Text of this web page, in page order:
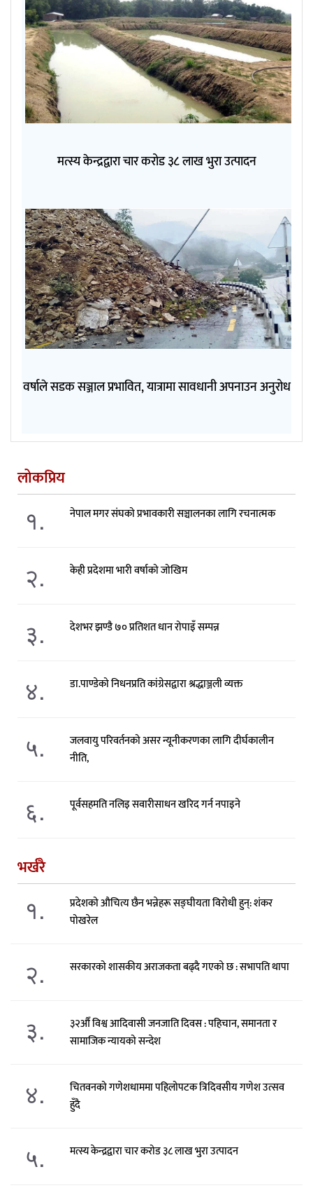
मत्स्य केन्द्रद्वारा चार करोड ३८ लाख भुरा उत्पादन
वर्षाले सडक सञ्जाल प्रभावित, यात्रामा सावधानी अपनाउन अनुरोध
लोकप्रिय
१. नेपाल मगर संघको प्रभावकारी सञ्चालनका लागि रचनात्मक
२. केही प्रदेशमा भारी वर्षाको जोखिम
३. देशभर झण्डै ७० प्रतिशत धान रोपाइँ सम्पन्न
४. डा.पाण्डेको निधनप्रति कांग्रेसद्वारा श्रद्धाञ्जली व्यक्त
५.
जलवायु परिवर्तनको असर न्यूनीकरणका लागि दीर्घकालीन
नीति,
६. पूर्वसहमति नलिइ सवारीसाधन खरिद गर्न नपाइने
भर्खरै
१.
प्रदेशको औचित्य छैन भन्नेहरू सङ्घीयता विरोधी हुन्: शंकर
पोखरेल
२. सरकारको शासकीय अराजकता बढ्दै गएको छ : सभापति थापा
३.
३२औँ विश्व आदिवासी जनजाति दिवस : पहिचान, समानता र
सामाजिक न्यायको सन्देश
४.
चितवनको गणेशधाममा पहिलोपटक त्रिदिवसीय गणेश उत्सव
हुँदै
५. मत्स्य केन्द्रद्वारा चार करोड ३८ लाख भुरा उत्पादन